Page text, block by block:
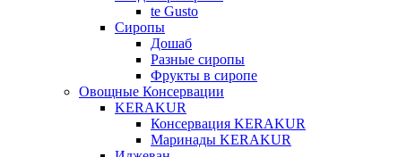
te Gusto
Сиропы
Дошаб
Разные сиропы
Фрукты в сиропе
Овощные Консервации
KERAKUR
Консервация KERAKUR
Маринады KERAKUR